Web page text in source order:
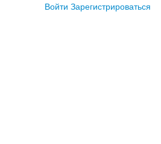
Войти Зарегистрироваться